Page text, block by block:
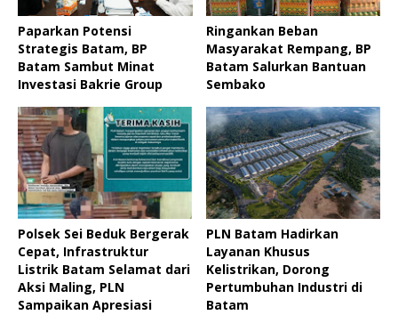
Paparkan Potensi
Strategis Batam, BP
Batam Sambut Minat
Investasi Bakrie Group
Ringankan Beban
Masyarakat Rempang, BP
Batam Salurkan Bantuan
Sembako
Polsek Sei Beduk Bergerak
Cepat, Infrastruktur
Listrik Batam Selamat dari
Aksi Maling, PLN
Sampaikan Apresiasi
PLN Batam Hadirkan
Layanan Khusus
Kelistrikan, Dorong
Pertumbuhan Industri di
Batam